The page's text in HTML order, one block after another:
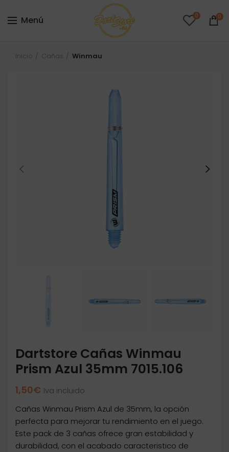
Menú 0 0
Inicio Cañas Winmau
Dartstore Cañas Winmau
Prism Azul 35mm 7015.106
1,50€ Iva incluido
Cañas Winmau Prism Azul de 35mm, la opción
perfecta para mejorar tu rendimiento en el juego.
Este pack de 3 cañas ofrece gran estabilidad y
durabilidad, con el acabado caracteristico de